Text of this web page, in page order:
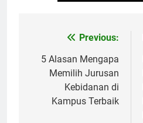
navigation
Previous:
5 Alasan Mengapa
Memilih Jurusan
Kebidanan di
Kampus Terbaik